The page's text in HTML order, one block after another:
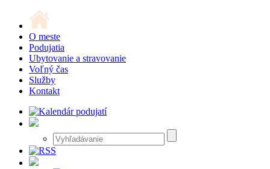
O meste
Podujatia
Ubytovanie a stravovanie
Voľný čas
Služby
Kontakt